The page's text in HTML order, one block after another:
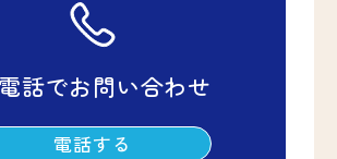
話でお問い合わせ
電話する